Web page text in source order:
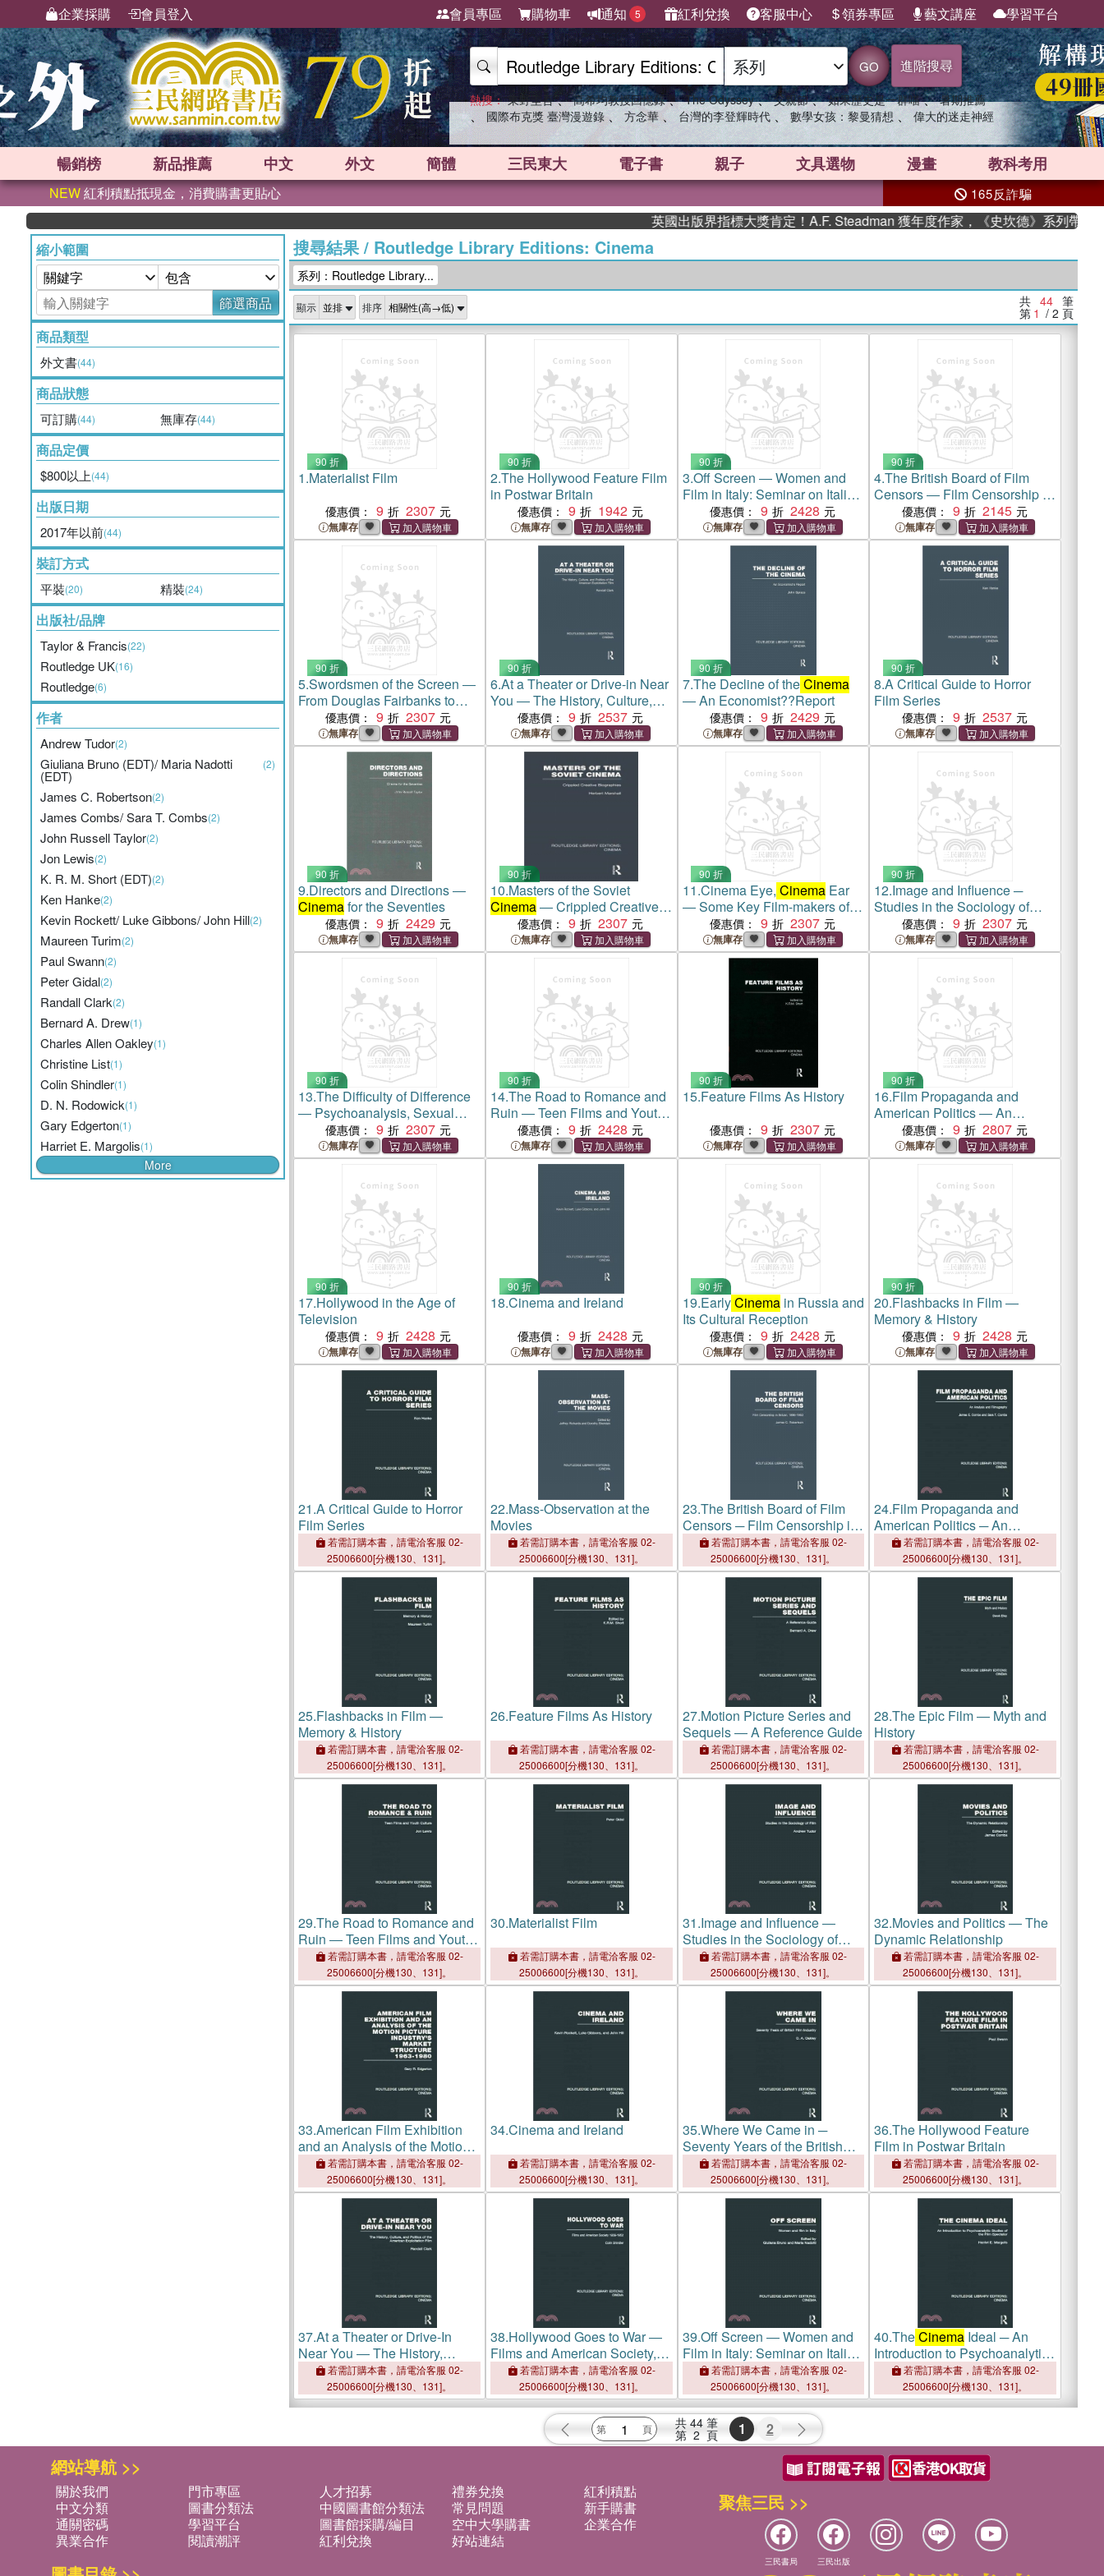
企業採購 會員登入 會員專區 購物車 通知 5 紅利兌換 客服中心 領券專區 藝文講座 學習平台
GO 進階搜尋
熱搜： 東野圭吾 、 高希均教授回憶錄 、 The Odyssey 、 父親節 、 如果歷史是一群喵 、 暑期推薦
、 國際布克獎 臺灣漫遊錄 、 方念華 、 台灣的李登輝時代 、 數學女孩：黎曼猜想 、 偉大的迷走神經
暢銷榜 新品推薦 中文 外文 簡體 三民東大 電子書 親子 文具選物 漫畫 教科考用
NEW紅利積點抵現金，消費購書更貼心 165反詐騙
英國出版界指標大獎肯定！A.F. Steadman 獲年度作家，《史坎德》系列帶你踏上熱血
縮小範圍
篩選商品
商品類型
外文書(44)
商品狀態
可訂購(44) 無庫存(44)
商品定價
$800以上(44)
出版日期
2017年以前(44)
裝訂方式
平裝(20) 精裝(24)
出版社/品牌
Taylor & Francis(22)
Routledge UK(16)
Routledge(6)
作者
Andrew Tudor(2)
Giuliana Bruno (EDT)/ Maria Nadotti
(EDT)
(2)
James C. Robertson(2)
James Combs/ Sara T. Combs(2)
John Russell Taylor(2)
Jon Lewis(2)
K. R. M. Short (EDT)(2)
Ken Hanke(2)
Kevin Rockett/ Luke Gibbons/ John Hill(2)
Maureen Turim(2)
Paul Swann(2)
Peter Gidal(2)
Randall Clark(2)
Bernard A. Drew(1)
Charles Allen Oakley(1)
Christine List(1)
Colin Shindler(1)
D. N. Rodowick(1)
Gary Edgerton(1)
Harriet E. Margolis(1)
More
搜尋結果/ Routledge Library Editions: Cinema
系列：Routledge Library...
顯示 排序 共 44 筆
第 1 / 2 頁
90 折
1.Materialist Film
優惠價： 9 2307
無庫存
90 折
2.The Hollywood Feature Film
in Postwar Britain
優惠價： 9 1942
無庫存
90 折
3.Off Screen ― Women and
Film in Italy: Seminar on Italian
and American Directions
優惠價： 9 2428
無庫存
90 折
4.The British Board of Film
Censors ― Film Censorship in
Britain 1896-1950
優惠價： 9 2145
無庫存
90 折
5.Swordsmen of the Screen ―
From Douglas Fairbanks to
Michael York
優惠價： 9 2307
無庫存
90 折
6.At a Theater or Drive-in Near
You ― The History, Culture,
and Politics of the American
Exploitation Film
優惠價： 9 2537
無庫存
90 折
7.The Decline of theCinema
― An Economist??Report
優惠價： 9 2429
無庫存
90 折
8.A Critical Guide to Horror
Film Series
優惠價： 9 2537
無庫存
90 折
9.Directors and Directions ―
Cinemafor the Seventies
優惠價： 9 2429
無庫存
90 折
10.Masters of the Soviet
Cinema― Crippled Creative
Biographies
優惠價： 9 2307
無庫存
90 折
11.Cinema Eye, CinemaEar
― Some Key Film-makers of
the Sixties
優惠價： 9 2307
無庫存
90 折
12.Image and Influence ─
Studies in the Sociology of
優惠價： 9 2307
無庫存
90 折
13.The Difficulty of Difference
― Psychoanalysis, Sexual
Difference and Film Theory
優惠價： 9 2307
無庫存
90 折
14.The Road to Romance and
Ruin ― Teen Films and Youth
Culture優惠價： 9 2428
無庫存
90 折
15.Feature Films As History
優惠價： 9 2307
無庫存
90 折
16.Film Propaganda and
American Politics ― An
Analysis and Filmography
優惠價： 9 2807
無庫存
90 折
17.Hollywood in the Age of
Television
優惠價： 9 2428
無庫存
90 折
18.Cinema and Ireland
優惠價： 9 2428
無庫存
90 折
19.EarlyCinemain Russia and
Its Cultural Reception
優惠價： 9 2428
無庫存
90 折
20.Flashbacks in Film ―
Memory & History
優惠價： 9 2428
無庫存
21.A Critical Guide to Horror
Film Series
若需訂購本書，請電洽客服 02-
25006600[分機130、131]。
22.Mass-Observation at the
Movies
若需訂購本書，請電洽客服 02-
25006600[分機130、131]。
23.The British Board of Film
Censors ─ Film Censorship in
Britain, 1896-1950
若需訂購本書，請電洽客服 02-
25006600[分機130、131]。
24.Film Propaganda and
American Politics ─ An
Analysis and Filmography
若需訂購本書，請電洽客服 02-
25006600[分機130、131]。
25.Flashbacks in Film ―
Memory & History
若需訂購本書，請電洽客服 02-
25006600[分機130、131]。
26.Feature Films As History
若需訂購本書，請電洽客服 02-
25006600[分機130、131]。
27.Motion Picture Series and
Sequels ― A Reference Guide
若需訂購本書，請電洽客服 02-
25006600[分機130、131]。
28.The Epic Film ― Myth and
History
若需訂購本書，請電洽客服 02-
25006600[分機130、131]。
29.The Road to Romance and
Ruin ― Teen Films and Youth
Culture若需訂購本書，請電洽客服 02-
25006600[分機130、131]。
30.Materialist Film
若需訂購本書，請電洽客服 02-
25006600[分機130、131]。
31.Image and Influence ―
Studies in the Sociology of
Film 若需訂購本書，請電洽客服 02-
25006600[分機130、131]。
32.Movies and Politics ― The
Dynamic Relationship
若需訂購本書，請電洽客服 02-
25006600[分機130、131]。
33.American Film Exhibition
and an Analysis of the Motion
Picture Industry's Market
Structure 1963-1980
若需訂購本書，請電洽客服 02-
25006600[分機130、131]。
34.Cinema and Ireland
若需訂購本書，請電洽客服 02-
25006600[分機130、131]。
35.Where We Came in ─
Seventy Years of the British
Film Industry
若需訂購本書，請電洽客服 02-
25006600[分機130、131]。
36.The Hollywood Feature
Film in Postwar Britain
若需訂購本書，請電洽客服 02-
25006600[分機130、131]。
37.At a Theater or Drive-In
Near You ― The History,
Culture, and Politics of the
American Exploitation Film
若需訂購本書，請電洽客服 02-
25006600[分機130、131]。
38.Hollywood Goes to War ―
Films and American Society,
1939-1952
若需訂購本書，請電洽客服 02-
25006600[分機130、131]。
39.Off Screen ― Women and
Film in Italy: Seminar on Italian
and American Directions
若需訂購本書，請電洽客服 02-
25006600[分機130、131]。
40.TheCinema Ideal ─ An
Introduction to Psychoanalytic
Studies of the Film Spectator
若需訂購本書，請電洽客服 02-
25006600[分機130、131]。
共 44 筆
第 2 頁 1 2
網站導航 >>
關於我們 門市專區 人才招募 禮券兌換
紅利積點
中文分類
圖書分類法 中國圖書館分類法 常見問題
新手購書
通關密碼
學習平台 圖書館採購/編目 空中大學購書
企業合作
異業合作
閱讀潮評 紅利兌換 好站連結
聚焦三民 >>
三民書局 三民出版